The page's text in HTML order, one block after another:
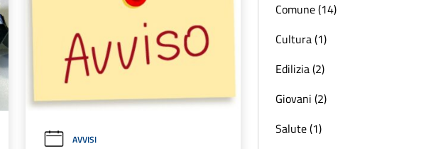
AVVISI
Comune (14)
Cultura (1)
Edilizia (2)
Giovani (2)
Salute (1)